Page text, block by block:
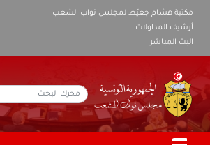
مكتبة هشام جعيّط لمجلس نواب الشعب
أرشيف المداولات
البث المباشر